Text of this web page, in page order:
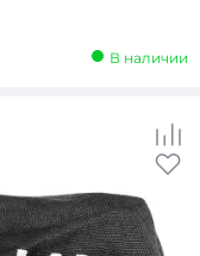
В наличии